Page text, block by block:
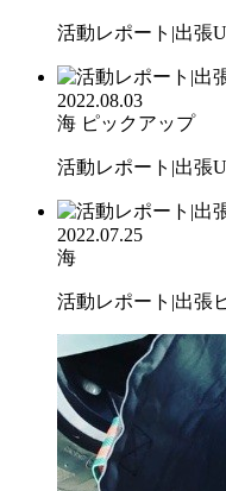
活動レポート|出張
2022.08.03
海 ピックアップ
活動レポート|出張
2022.07.25
海
活動レポート|出張